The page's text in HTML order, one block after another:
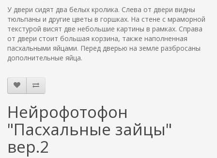
У двери сидят два белых кролика. Слева от двери видны
тюльпаны и другие цветы в горшках. На стене с мраморной
текстурой висят две небольшие картины в рамках. Справа
от двери стоит большая корзина, также наполненная
пасхальными яйцами. Перед дверью на земле разбросаны
дополнительные яйца.
Нейрофотофон
"Пасхальные зайцы"
вер.2